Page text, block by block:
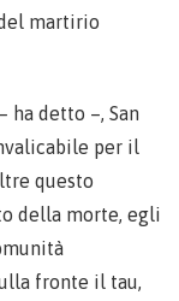
martirio
ha detto –, San
per il
questo
della morte, egli
fronte il tau,